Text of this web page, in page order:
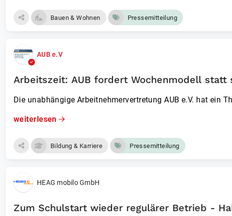
Bauen & Wohnen Pressemitteilung
AUB e.V
Arbeitszeit: AUB fordert Wochenmodell statt
Die unabhängige Arbeitnehmervertretu­ng AUB e.V. hat ein
weiterlesen
Bildung & Karriere Pressemitteilung
HEAG mobilo GmbH
Zum Schulstart wieder regulärer Betrieb -